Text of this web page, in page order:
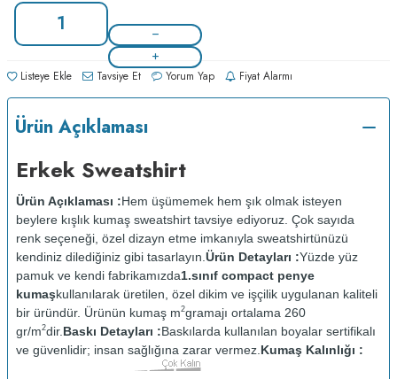
Listeye Ekle Tavsiye Et Yorum Yap Fiyat Alarmı
Ürün Açıklaması
Erkek Sweatshirt
Ürün Açıklaması :Hem üşümemek hem şık olmak isteyen
beylere kışlık kumaş sweatshirt tavsiye ediyoruz. Çok sayıda
renk seçeneği, özel dizayn etme imkanıyla sweatshirtünüzü
kendiniz dilediğiniz gibi tasarlayın. Ürün Detayları :Yüzde yüz
pamuk ve kendi fabrikamızda1.sınıf compact penye
kumaşkullanılarak üretilen, özel dikim ve işçilik uygulanan kaliteli
bir üründür. Ürünün kumaş m2gramajı ortalama 260
gr/m2dir. Baskı Detayları :Baskılarda kullanılan boyalar sertifikalı
ve güvenlidir; insan sağlığına zarar vermez. Kumaş Kalınlığı :